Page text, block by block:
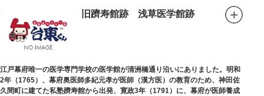
旧躋寿館跡 浅草医学館跡
江戸幕府唯一の医学専門学校の医学館が清洲橋通り沿いにありました。明和
2年（1765）、幕府奥医師多紀元孝が医師（漢方医）の教育のため、神田佐
久間町に建てた私塾躋寿館から出発、寛政3年（1791）に、幕府が医師養成